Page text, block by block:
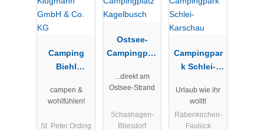
Camping
Biehl
GmbH & Co.
campen &
wohlfühlen!
St. Peter Ording
Ostsee-
Campingplat
Kagelbusch
...direkt am
Ostsee-Strand
Schashagen-
Bliesdorf
Campingpar
k Schlei-
Urlaub wie ihr
wollt!
Rabenkirchen-
Faulück